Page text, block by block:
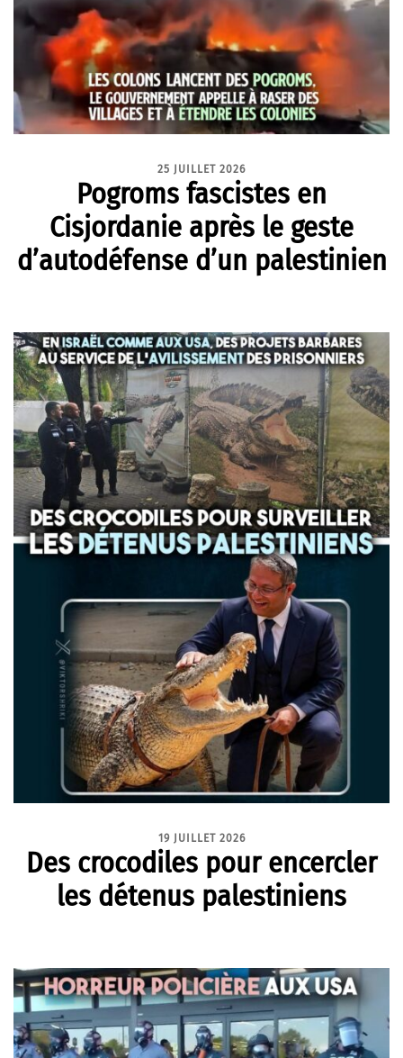
25 JUILLET 2026
Pogroms fascistes en
Cisjordanie après le geste
d’autodéfense d’un palestinien
19 JUILLET 2026
Des crocodiles pour encercler
les détenus palestiniens